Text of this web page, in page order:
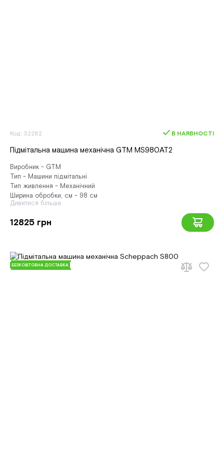
Код: 32282 В НАЯВНОСТІ
Підмітальна машина механічна GTM MS980AT2
Виробник - GTM
Тип - Машини підмітальні
Тип живлення - Механічний
Ширина обробки, см - 98 см
Дивитися більше
12825 грн
БЕЗКОШТОВНА ДОСТАВКА